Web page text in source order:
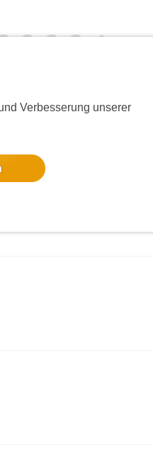
Verbesserung unserer